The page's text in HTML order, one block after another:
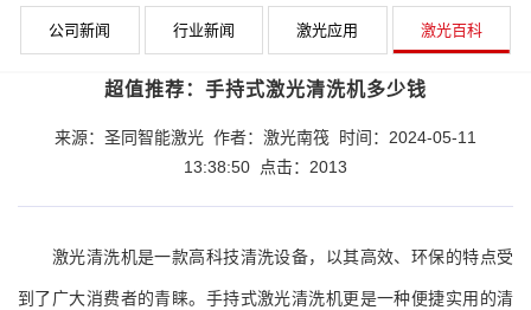
公司新闻 行业新闻 激光应用 激光百科
超值推荐：手持式激光清洗机多少钱
来源：圣同智能激光 作者：激光南筏 时间：2024-05-11
13:38:50 点击：2013
激光清洗机是一款高科技清洗设备，以其高效、环保的特点受
到了广大消费者的青睐。手持式激光清洗机更是一种便捷实用的清